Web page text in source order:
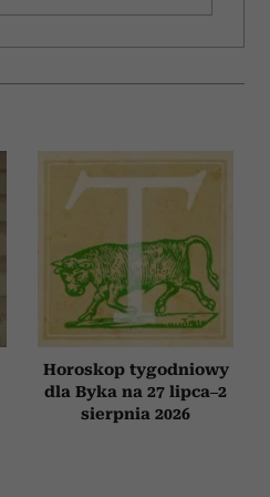
Horoskop tygodniowy
dla Byka na 27 lipca–2
sierpnia 2026